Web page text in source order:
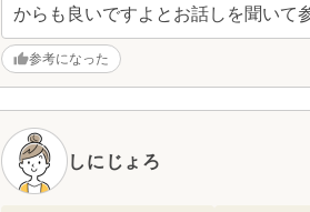
からも良いですよとお話しを聞いて
参考になった
しにじょろ